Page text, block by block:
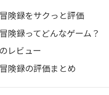
険録をサクっと評価
険録ってどんなゲーム？
レビュー
険録の評価まとめ